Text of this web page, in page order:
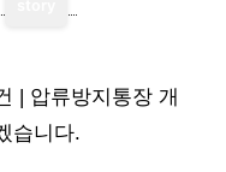
| 압류방지통장 개
습니다.